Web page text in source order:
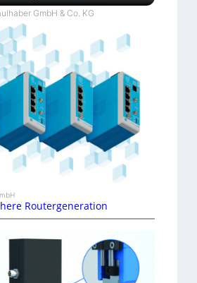
GmbH & Co. KG
Routergeneration